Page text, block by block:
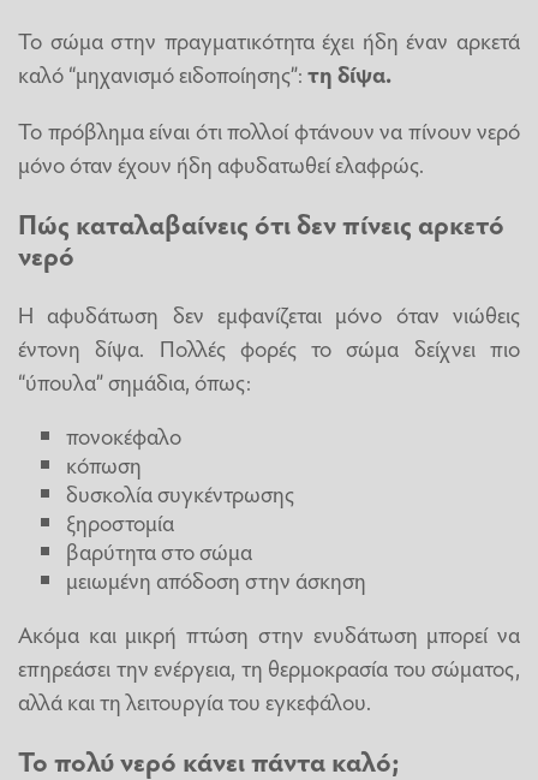
Το σώμα στην πραγματικότητα έχει ήδη έναν αρκετά
καλό “μηχανισμό ειδοποίησης”:τη δίψα.
Το πρόβλημα είναι ότι πολλοί φτάνουν να πίνουν νερό
μόνο όταν έχουν ήδη αφυδατωθεί ελαφρώς.
Πώς καταλαβαίνεις ότι δεν πίνεις αρκετό
νερό
Η αφυδάτωση δεν εμφανίζεται μόνο όταν νιώθεις
έντονη δίψα. Πολλές φορές το σώμα δείχνει πιο
“ύπουλα” σημάδια, όπως:
πονοκέφαλο
κόπωση
δυσκολία συγκέντρωσης
ξηροστομία
βαρύτητα στο σώμα
μειωμένη απόδοση στην άσκηση
Ακόμα και μικρή πτώση στην ενυδάτωση μπορεί να
επηρεάσει την ενέργεια, τη θερμοκρασία του σώματος,
αλλά και τη λειτουργία του εγκεφάλου.
Το πολύ νερό κάνει πάντα καλό;